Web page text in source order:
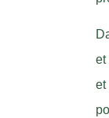
et
et